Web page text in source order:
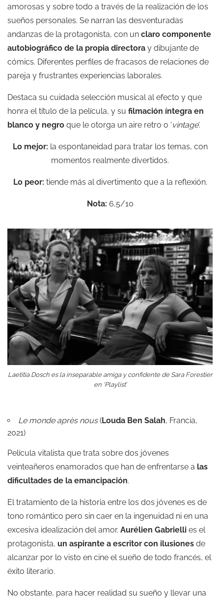
amorosas y sobre todo a través de la realización de los
sueños personales. Se narran las desventuradas
andanzas de la protagonista, con un claro componente
autobiográfico de la propia directora y dibujante de
cómics. Diferentes perfiles de fracasos de relaciones de
pareja y frustrantes experiencias laborales.
Destaca su cuidada selección musical al efecto y que
honra el título de la película, y su filmación íntegra en
blanco y negro que le otorga un aire retro o ‘vintage‘.
Lo mejor: la espontaneidad para tratar los temas, con
momentos realmente divertidos.
Lo peor: tiende más al divertimento que a la reflexión.
Nota: 6,5/10
Laetitia Dosch es la inseparable amiga y confidente de Sara Forestier
en ‘Playlist’
Le monde après nous(Louda Ben Salah, Francia,
2021)
Película vitalista que trata sobre dos jóvenes
veinteañeros enamorados que han de enfrentarse a las
dificultades de la emancipación.
El tratamiento de la historia entre los dos jóvenes es de
tono romántico pero sin caer en la ingenuidad ni en una
excesiva idealización del amor. Aurélien Gabrielli es el
protagonista, un aspirante a escritor con ilusiones de
alcanzar por lo visto en cine el sueño de todo francés, el
éxito literario.
No obstante, para hacer realidad su sueño y llevar una